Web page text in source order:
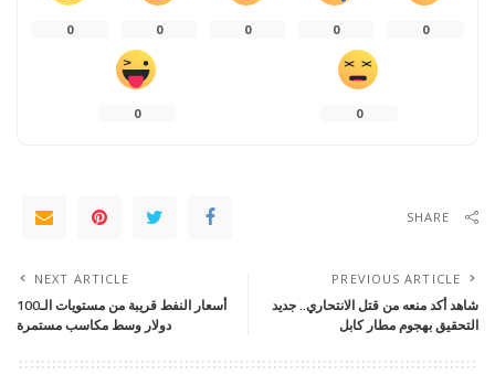
0
0
0
0
0
0
0
SHARE
PREVIOUS ARTICLE
شاهد أكد منعه من قتل الانتحاري.. جديد
التحقيق بهجوم مطار كابل
NEXT ARTICLE
أسعار النفط قريبة من مستويات الـ100
دولار وسط مكاسب مستمرة